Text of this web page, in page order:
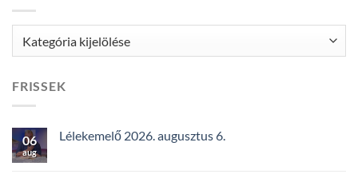
FRISSEK
06
aug
Lélekemelő 2026. augusztus 6.